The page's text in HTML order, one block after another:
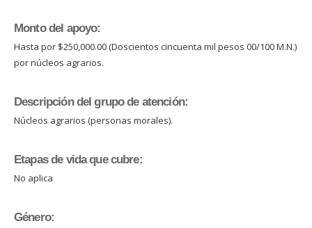
Monto del apoyo:
Hasta por $250,000.00 (Doscientos cincuenta mil pesos 00/100 M.N.)
por núcleos agrarios.
Descripción del grupo de atención:
Núcleos agrarios (personas morales).
Etapas de vida que cubre:
No aplica
Género: